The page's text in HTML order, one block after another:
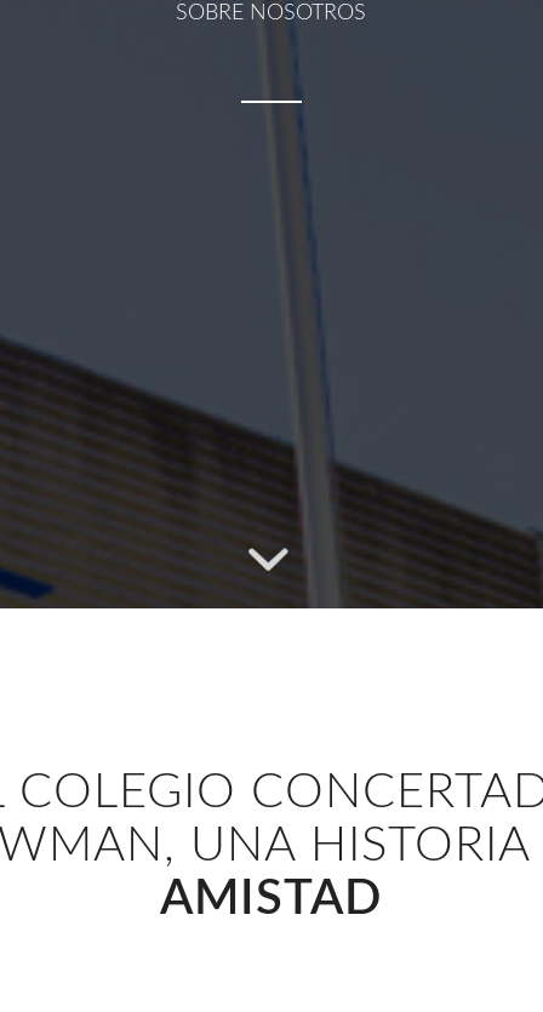
SOBRE NOSOTROS
COLEGIO
UNA
AMISTAD